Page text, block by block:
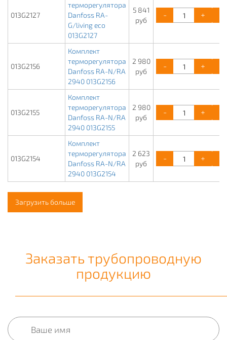
013G2127
терморегулятора
Danfoss RA-
G/living eco
013G2127
5 841
руб
- +
013G2156
Комплект
терморегулятора
Danfoss RA-N/RA
2940 013G2156
2 980
руб
- +
013G2155
Комплект
терморегулятора
Danfoss RA-N/RA
2940 013G2155
2 980
руб
- +
013G2154
Комплект
терморегулятора
Danfoss RA-N/RA
2940 013G2154
2 623
руб
- +
Загрузить больше
Заказать трубопроводную
продукцию